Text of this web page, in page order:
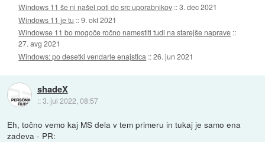
Windows 11 še ni našel poti do src uporabnikov ::3. dec 2021
Windows 11 je tu ::9. okt 2021
Windowse 11 bo mogoče ročno namestiti tudi na starejše naprave ::
27. avg 2021
Windows: po desetki vendarle enajstica ::26. jun 2021
shadeX
::3. jul 2022, 08:57
Eh, točno vemo kaj MS dela v tem primeru in tukaj je samo ena
zadeva - PR: